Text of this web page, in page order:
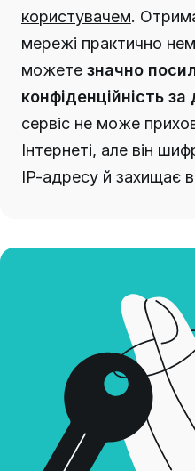
користувачем.
мережі практично
можете значно
конфіденційність
сервіс не може
Інтернеті, але він
IP-адресу й захищає